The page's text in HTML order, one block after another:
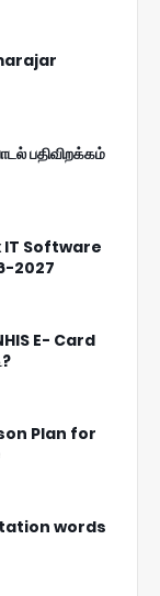
பதிவிறக்கம்
Software
2027
E- Card
Plan for
words